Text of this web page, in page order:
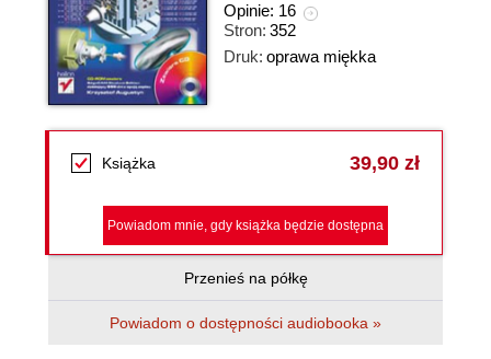
Opinie: 16
Stron: 352
Druk: oprawa miękka
Książka 39,90 zł
Powiadom mnie, gdy książka będzie dostępna
Przenieś na półkę
Powiadom o dostępności audiobooka »